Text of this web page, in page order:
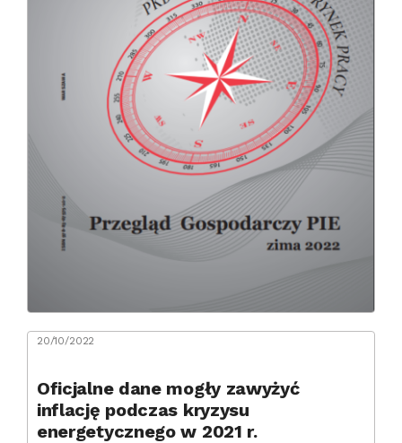
20/10/2022
Oficjalne dane mogły zawyżyć
inflację podczas kryzysu
energetycznego w 2021 r.